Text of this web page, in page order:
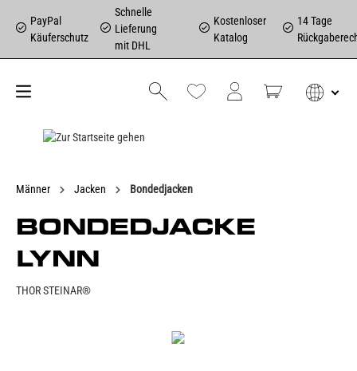
PayPal
Käuferschutz
Schnelle
Lieferung
mit DHL
Kostenloser
Katalog
14 Tage
Männer Jacken Bondedjacken
BONDEDJACKE
LYNN
THOR STEINAR®